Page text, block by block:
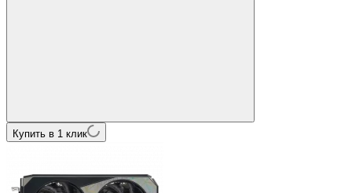
Купить в 1 клик